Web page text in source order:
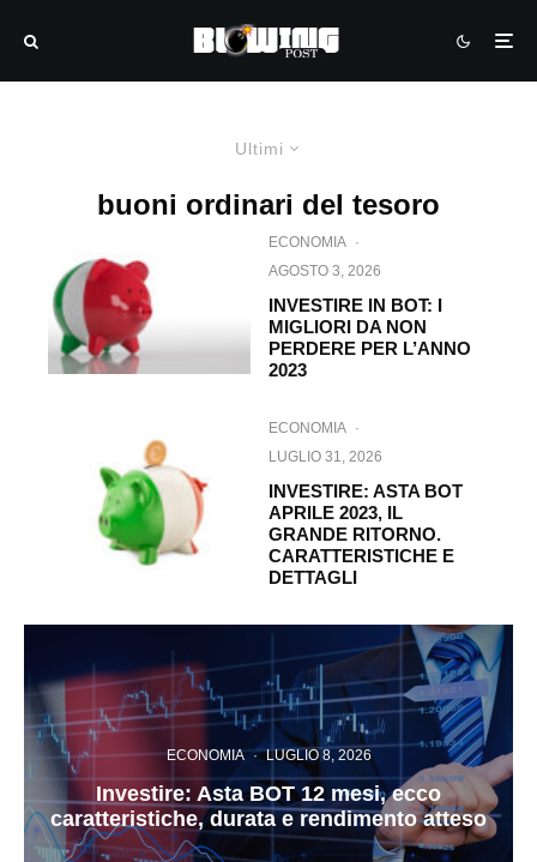
Ultimi
buoni ordinari del tesoro
ECONOMIA ·
AGOSTO 3, 2026
INVESTIRE IN BOT: I
MIGLIORI DA NON
PERDERE PER L’ANNO
2023
ECONOMIA ·
LUGLIO 31, 2026
INVESTIRE: ASTA BOT
APRILE 2023, IL
GRANDE RITORNO.
CARATTERISTICHE E
DETTAGLI
ECONOMIA · LUGLIO 8, 2026
Investire: Asta BOT 12 mesi, ecco
caratteristiche, durata e rendimento atteso